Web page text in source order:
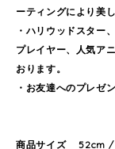
ーティングにより美
・ハリウッドスター
プレイヤー、人気ア
おります。
・お友達へのプレゼ
商品サイズ 52cm /